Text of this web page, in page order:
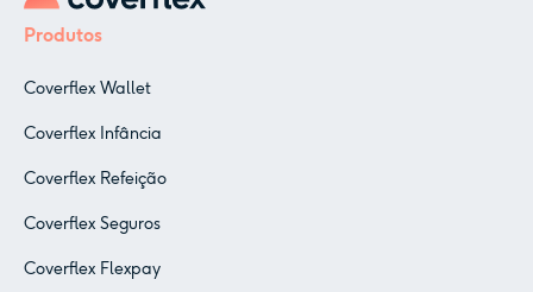
Produtos
Coverflex Wallet
Coverflex Infância
Coverflex Refeição
Coverflex Seguros
Coverflex Flexpay